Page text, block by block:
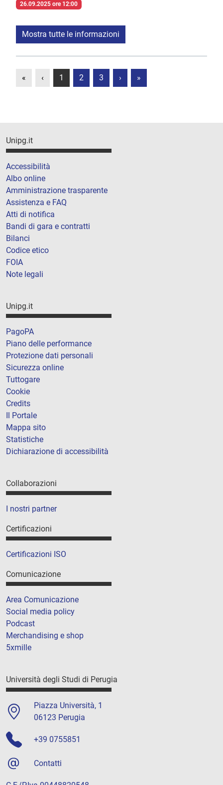
26.09.2025 ore 12:00
Mostra tutte le informazioni
« ‹ 1 2 3 › »
Unipg.it
Accessibilità
Albo online
Amministrazione trasparente
Assistenza e FAQ
Atti di notifica
Bandi di gara e contratti
Bilanci
Codice etico
FOIA
Note legali
Unipg.it
PagoPA
Piano delle performance
Protezione dati personali
Sicurezza online
Tuttogare
Cookie
Credits
Il Portale
Mappa sito
Statistiche
Dichiarazione di accessibilità
Collaborazioni
I nostri partner
Certificazioni
Certificazioni ISO
Comunicazione
Area Comunicazione
Social media policy
Podcast
Merchandising e shop
5xmille
Università degli Studi di Perugia
Piazza Università, 1
06123 Perugia
+39 0755851
Contatti